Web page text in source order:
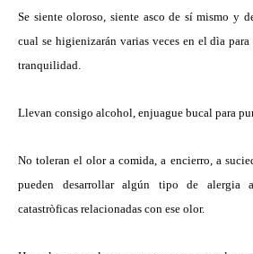
Se siente oloroso, siente asco de sí mismo y
cual se higienizarán varias veces en el dìa
tranquilidad.
Llevan consigo alcohol, enjuague bucal para
No toleran el olor a comida, a encierro, a
pueden desarrollar algún tipo de alergia
catastròficas relacionadas con ese olor.